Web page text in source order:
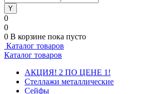
0
0
0 В корзине пока пусто
Каталог товаров
Каталог товаров
АКЦИЯ! 2 ПО ЦЕНЕ 1!
Стеллажи металлические
Сейфы